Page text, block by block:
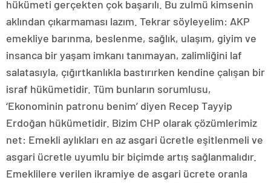
hükümeti gerçekten çok başarılı. Bu zulmü kimsenin
aklından çıkarmaması lazım. Tekrar söyleyelim: AKP
emekliye barınma, beslenme, sağlık, ulaşım, giyim ve
insanca bir yaşam imkanı tanımayan, zalimliğini laf
salatasıyla, çığırtkanlıkla bastırırken kendine çalışan bir
israf hükümetidir. Tüm bunların sorumlusu,
‘Ekonominin patronu benim’ diyen Recep Tayyip
Erdoğan hükümetidir. Bizim CHP olarak çözümlerimiz
net: Emekli aylıkları en az asgari ücretle eşitlenmeli ve
asgari ücretle uyumlu bir biçimde artış sağlanmalıdır.
Emeklilere verilen ikramiye de asgari ücrete oranla